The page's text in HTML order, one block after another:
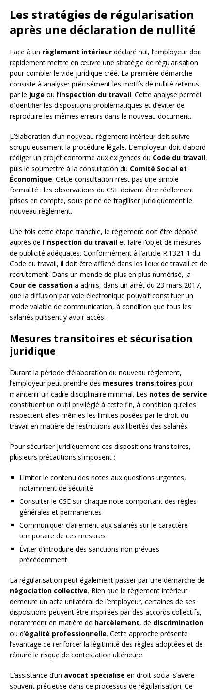
Les stratégies de régularisation
après une déclaration de nullité
Face à un règlement intérieur déclaré nul, l’employeur doit
rapidement mettre en œuvre une stratégie de régularisation
pour combler le vide juridique créé. La première démarche
consiste à analyser précisément les motifs de nullité retenus
par le juge ou l’inspection du travail. Cette analyse permet
d’identifier les dispositions problématiques et d’éviter de
reproduire les mêmes erreurs dans le nouveau document.
L’élaboration d’un nouveau règlement intérieur doit suivre
scrupuleusement la procédure légale. L’employeur doit d’abord
rédiger un projet conforme aux exigences du Code du travail,
puis le soumettre à la consultation du Comité Social et
Économique. Cette consultation n’est pas une simple
formalité : les observations du CSE doivent être réellement
prises en compte, sous peine de fragiliser juridiquement le
nouveau règlement.
Une fois cette étape franchie, le règlement doit être déposé
auprès de l’inspection du travail et faire l’objet de mesures
de publicité adéquates. Conformément à l’article R.1321-1 du
Code du travail, il doit être affiché dans les lieux de travail et de
recrutement. Dans un monde de plus en plus numérisé, la
Cour de cassation a admis, dans un arrêt du 23 mars 2017,
que la diffusion par voie électronique pouvait constituer un
mode valable de communication, à condition que tous les
salariés puissent y avoir accès.
Mesures transitoires et sécurisation
juridique
Durant la période d’élaboration du nouveau règlement,
l’employeur peut prendre des mesures transitoires pour
maintenir un cadre disciplinaire minimal. Les notes de service
constituent un outil privilégié à cette fin, à condition qu’elles
respectent elles-mêmes les limites posées par le droit du
travail en matière de restrictions aux libertés des salariés.
Pour sécuriser juridiquement ces dispositions transitoires,
plusieurs précautions s’imposent :
Limiter le contenu des notes aux questions urgentes,
notamment de sécurité
Consulter le CSE sur chaque note comportant des règles
générales et permanentes
Communiquer clairement aux salariés sur le caractère
temporaire de ces mesures
Éviter d’introduire des sanctions non prévues
précédemment
La régularisation peut également passer par une démarche de
négociation collective. Bien que le règlement intérieur
demeure un acte unilatéral de l’employeur, certaines de ses
dispositions peuvent être inspirées par des accords collectifs,
notamment en matière de harcèlement, de discrimination
ou d’égalité professionnelle. Cette approche présente
l’avantage de renforcer la légitimité des règles adoptées et de
réduire le risque de contestation ultérieure.
L’assistance d’un avocat spécialisé en droit social s’avère
souvent précieuse dans ce processus de régularisation. Ce